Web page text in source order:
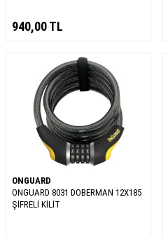
940,00TL
ONGUARD
ONGUARD 8031 DOBERMAN 12X185
ŞİFRELİ KİLİT